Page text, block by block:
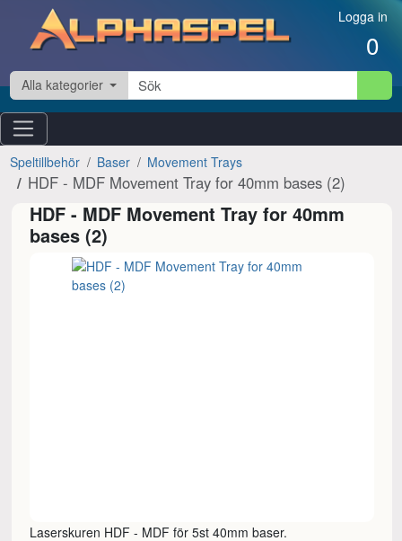
Hoppa till innehåll Logga in
0
Alla kategorier
Speltillbehör Baser Movement Trays
HDF - MDF Movement Tray for 40mm bases (2)
HDF - MDF Movement Tray for 40mm
bases (2)
Laserskuren HDF - MDF för 5st 40mm baser.